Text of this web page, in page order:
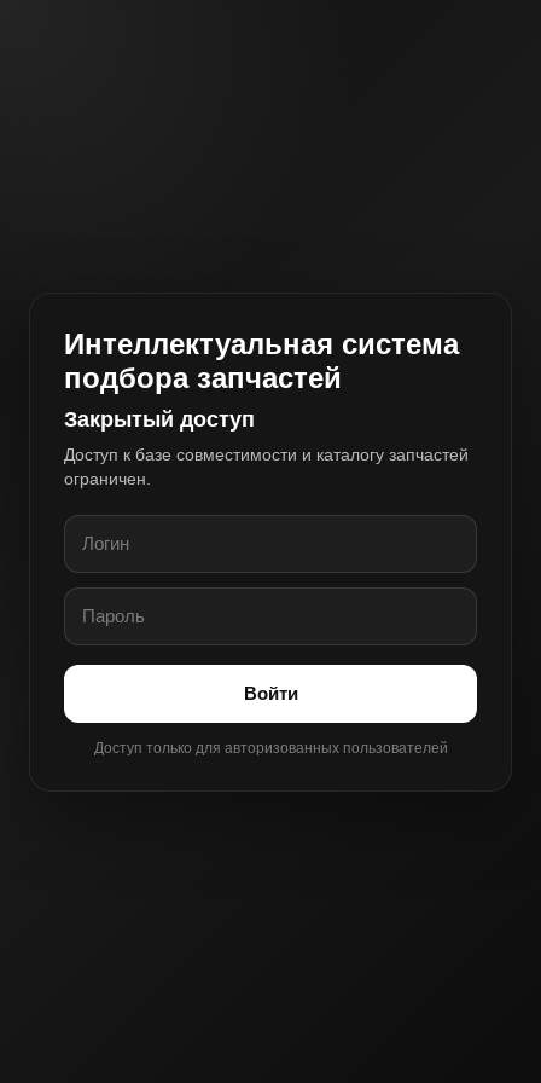
Интеллектуальная система
подбора запчастей
Закрытый доступ
Доступ к базе совместимости и каталогу запчастей
ограничен.
Войти
Доступ только для авторизованных пользователей